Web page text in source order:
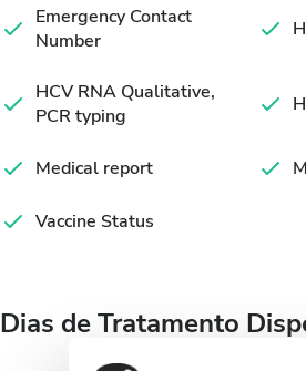
Emergency Contact
Number
HCV RNA Qualitative,
PCR typing
Medical report
Vaccine Status
Dias de Tratamento